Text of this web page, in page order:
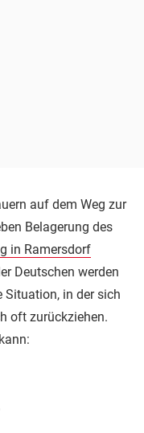
auf dem Weg zur
Belagerung des
in Ramersdorf
Deutschen werden
in der sich
oft zurückziehen.